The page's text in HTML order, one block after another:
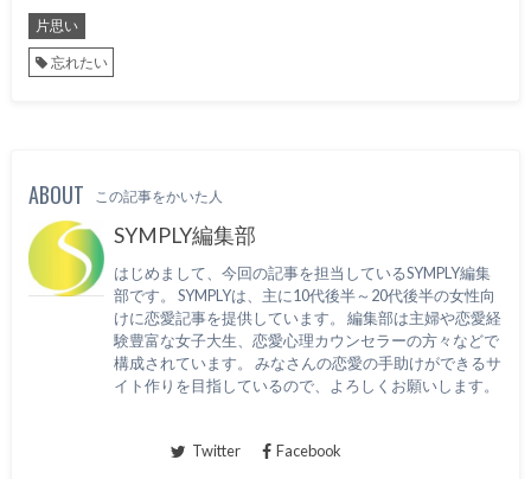
片思い
忘れたい
ABOUT この記事をかいた人
SYMPLY編集部
はじめまして、今回の記事を担当しているSYMPLY編集
部です。 SYMPLYは、主に10代後半～20代後半の女性向
けに恋愛記事を提供しています。 編集部は主婦や恋愛経
験豊富な女子大生、恋愛心理カウンセラーの方々などで
構成されています。 みなさんの恋愛の手助けができるサ
イト作りを目指しているので、よろしくお願いします。
Twitter Facebook